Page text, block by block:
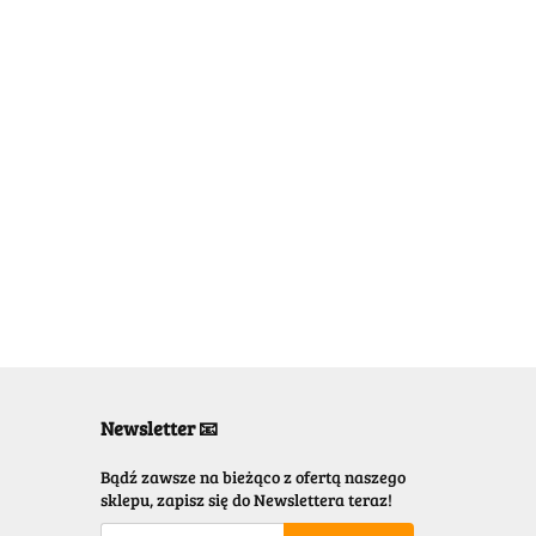
Newsletter 📧
Bądź zawsze na bieżąco z ofertą naszego
sklepu, zapisz się do Newslettera teraz!